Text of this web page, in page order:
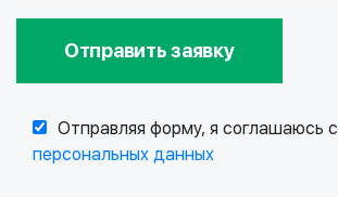
Отправить заявку
Отправляя форму, я соглашаюсь с
персональных данных